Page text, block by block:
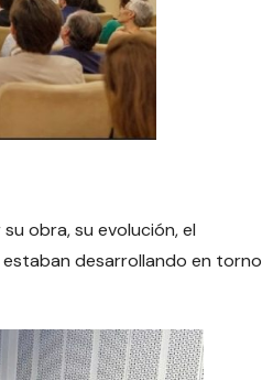
obra, su evolución, el
desarrollando en torno